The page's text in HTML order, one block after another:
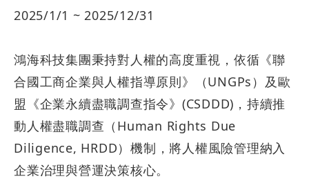
2025/1/1 ~ 2025/12/31
鴻海科技集團秉持對人權的高度重視，依循《聯
合國工商企業與人權指導原則》（UNGPs）及歐
盟《企業永續盡職調查指令》(CSDDD)，持續推
動人權盡職調查（Human Rights Due
Diligence, HRDD）機制，將人權風險管理納入
企業治理與營運決策核心。